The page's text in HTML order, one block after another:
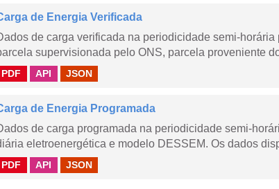
de Energia Verificada
de carga verificada na periodicidade semi-
supervisionada pelo ONS, parcela proveniente
PDF API JSON
de Energia Programada
de carga programada na periodicidade semi-
eletroenergética e modelo DESSEM. Os dados
PDF API JSON